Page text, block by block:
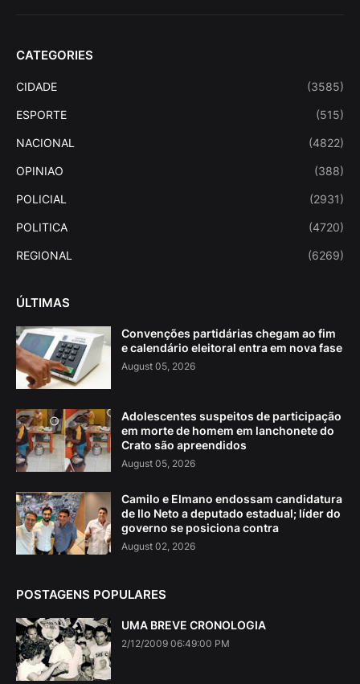
CATEGORIES
CIDADE (3585)
ESPORTE (515)
NACIONAL (4822)
OPINIAO (388)
POLICIAL (2931)
POLITICA (4720)
REGIONAL (6269)
ÚLTIMAS
Convenções partidárias chegam ao fim
e calendário eleitoral entra em nova fase
August 05, 2026
Adolescentes suspeitos de participação
em morte de homem em lanchonete do
Crato são apreendidos
August 05, 2026
Camilo e Elmano endossam candidatura
de Ilo Neto a deputado estadual; líder do
governo se posiciona contra
August 02, 2026
POSTAGENS POPULARES
UMA BREVE CRONOLOGIA
2/12/2009 06:49:00 PM